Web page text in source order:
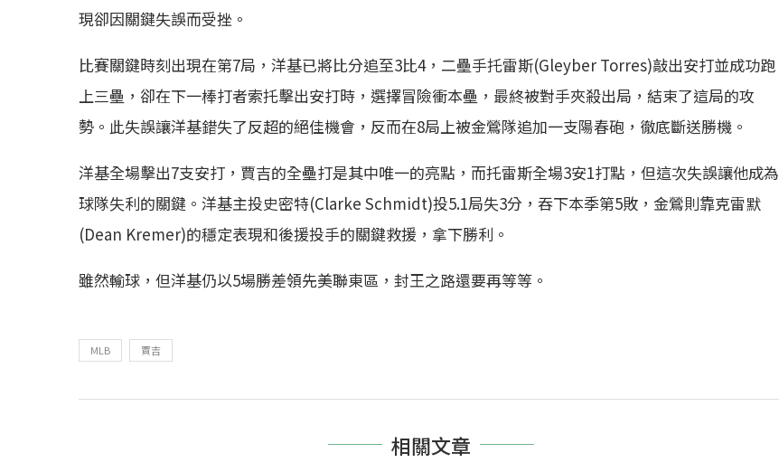
現卻因關鍵失誤而受挫。
比賽關鍵時刻出現在第7局，洋基已將比分追至3比4，二壘手托雷斯(Gleyber Torres)敲出安打並成功跑
上三壘，卻在下一棒打者索托擊出安打時，選擇冒險衝本壘，最終被對手夾殺出局，結束了這局的攻
勢。此失誤讓洋基錯失了反超的絕佳機會，反而在8局上被金鶯隊追加一支陽春砲，徹底斷送勝機。
洋基全場擊出7支安打，賈吉的全壘打是其中唯一的亮點，而托雷斯全場3安1打點，但這次失誤讓他成為
球隊失利的關鍵。洋基主投史密特(Clarke Schmidt)投5.1局失3分，吞下本季第5敗，金鶯則靠克雷默
(Dean Kremer)的穩定表現和後援投手的關鍵救援，拿下勝利。
雖然輸球，但洋基仍以5場勝差領先美聯東區，封王之路還要再等等。
MLB 賈吉
相關文章